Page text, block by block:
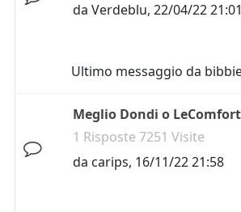
da Verdeblu, 22/04/22 21:01
Ultimo messaggio da
Meglio Dondi o
1 Risposte 7251 Visite
da carips, 16/11/22 21:58